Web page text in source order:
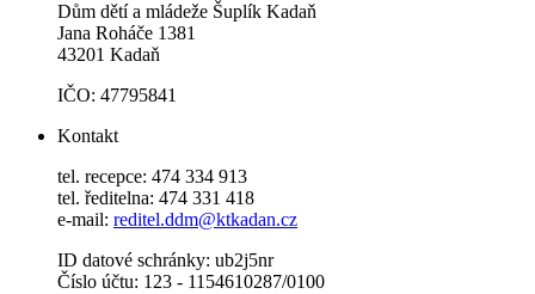
Dům dětí a mládeže Šuplík Kadaň
Jana Roháče 1381
43201 Kadaň
IČO: 47795841
Kontakt
tel. recepce: 474 334 913
tel. ředitelna: 474 331 418
e-mail: reditel.ddm@ktkadan.cz
ID datové schránky: ub2j5nr
Číslo účtu: 123 - 1154610287/0100